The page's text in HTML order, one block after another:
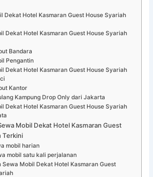
Dekat Hotel Kasmaran Guest House Syariah
Dekat Hotel Kasmaran Guest House Syariah
Bandara
Pengantin
Dekat Hotel Kasmaran Guest House Syariah
Kantor
Kampung Drop Only dari Jakarta
Dekat Hotel Kasmaran Guest House Syariah
Mobil Dekat Hotel Kasmaran Guest
Terkini
mobil harian
mobil satu kali perjalanan
Sewa Mobil Dekat Hotel Kasmaran Guest